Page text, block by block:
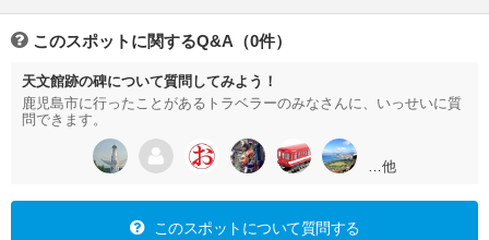
このスポットに関するQ&A（0件）
天文館跡の碑について質問してみよう！
鹿児島市に行ったことがあるトラベラーのみなさんに、いっせいに質
問できます。
…他
このスポットについて質問する